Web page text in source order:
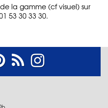
de la gamme (cf visuel) sur
53 30 33 30.